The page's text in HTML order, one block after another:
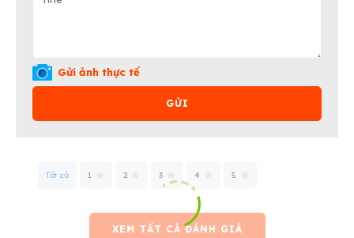
Gửi ảnh thực tế
GỬI
Tất cả 1 2 3 4 5
XEM TẤT CẢ ĐÁNH GIÁ